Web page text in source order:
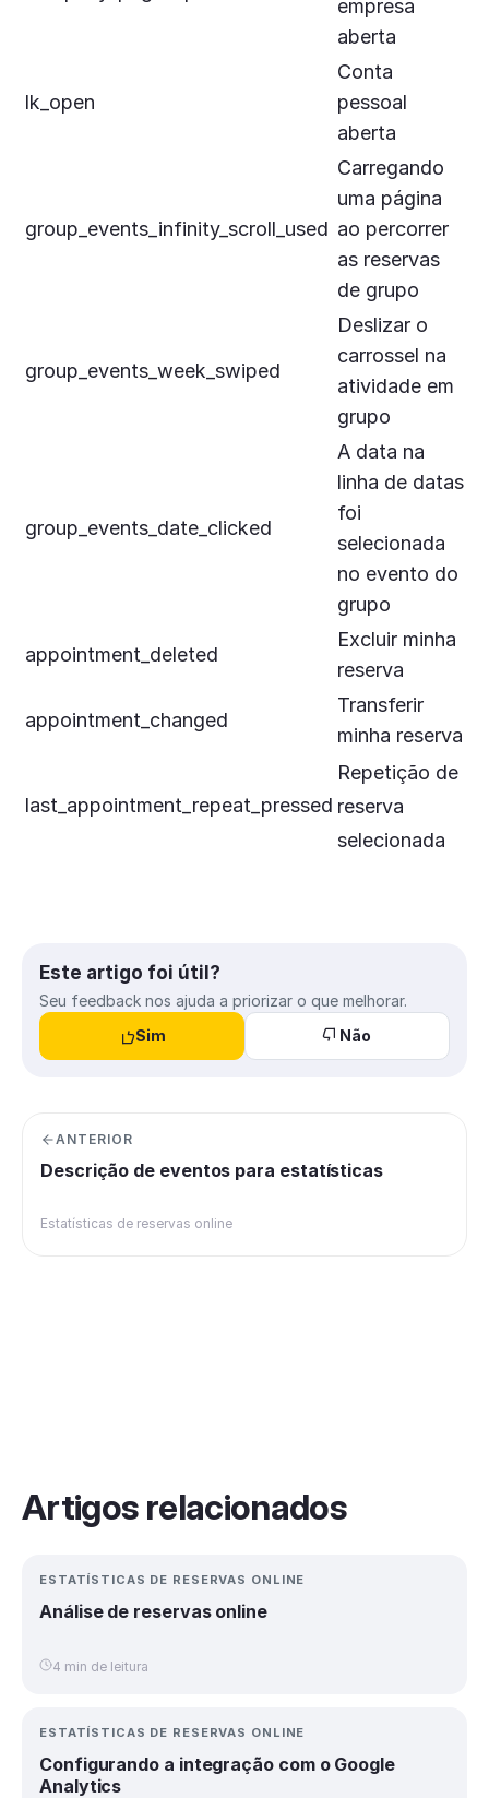
empresa
aberta
lk_open
Conta
pessoal
aberta
group_events_infinity_scroll_used
Carregando
uma página
ao percorrer
as reservas
de grupo
group_events_week_swiped
Deslizar o
carrossel na
atividade em
grupo
group_events_date_clicked
A data na
linha de datas
foi
selecionada
no evento do
grupo
appointment_deleted
Excluir minha
reserva
appointment_changed
Transferir
minha reserva
last_appointment_repeat_pressed
Repetição de
reserva
selecionada
Este artigo foi útil?
Seu feedback nos ajuda a priorizar o que melhorar.
Sim
Não
ANTERIOR
Descrição de eventos para estatísticas
Estatísticas de reservas online
Artigos relacionados
ESTATÍSTICAS DE RESERVAS ONLINE
Análise de reservas online
4 min de leitura
ESTATÍSTICAS DE RESERVAS ONLINE
Configurando a integração com o Google
Analytics